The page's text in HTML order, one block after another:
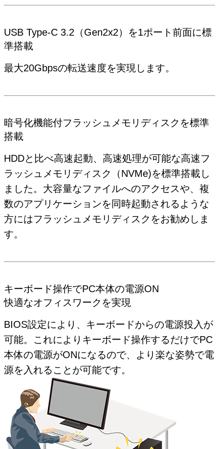
USB Type-C 3.2（Gen2x2）を1ポート前面に標
準搭載
最大20Gbpsの転送速度を実現します。
暗号化機能付フラッシュメモリディスクを標準
搭載
HDDと比べ高速起動、高速処理が可能な高速フ
ラッシュメモリディスク（NVMe)を標準搭載し
ました。大容量なファイルへのアクセスや、複
数のアプリケーションを同時起動されるような
方にはフラッシュメモリディスクをお勧めしま
す。
キーボード操作でPC本体の電源ON
快適なオフィスワークを実現
BIOS設定により、キーボードからの電源投入が
可能。これによりキーボード操作するだけでPC
本体の電源がONになるので、より楽な姿勢で電
源を入れることが可能です。